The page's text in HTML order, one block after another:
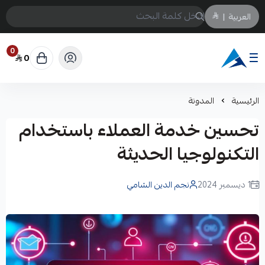
العربية |
Arabtechksa
0 0
الرئيسية المدونة
تحسين خدمة العملاء باستخدام
التكنولوجيا الحديثة
1 ديسمبر 2024 نجم الدين الشامي